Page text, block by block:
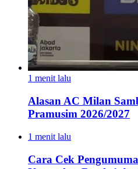
1 menit lalu
Alasan AC Milan
Pramusim 2026/2027
1 menit lalu
Cara Cek